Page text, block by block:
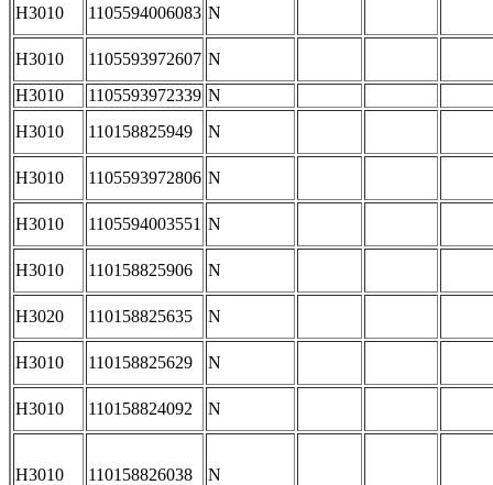
H3010 1105594006083 N
H3010 1105593972607 N
H3010
1105593972339 N
H3010
110158825949 N
H3010 1105593972806 N
H3010 1105594003551 N
H3010 110158825906 N
H3020 110158825635 N
H3010 110158825629 N
H3010 110158824092 N
H3010 110158826038 N